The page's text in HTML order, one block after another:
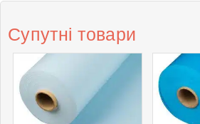
Супутні товари